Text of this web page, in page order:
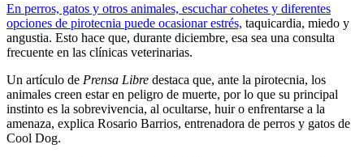
En perros, gatos y otros animales, escuchar cohetes y diferentes
opciones de pirotecnia puede ocasionar estrés, taquicardia, miedo y
angustia. Esto hace que, durante diciembre, esa sea una consulta
frecuente en las clínicas veterinarias.
Un artículo de Prensa Libre destaca que, ante la pirotecnia, los
animales creen estar en peligro de muerte, por lo que su principal
instinto es la sobrevivencia, al ocultarse, huir o enfrentarse a la
amenaza, explica Rosario Barrios, entrenadora de perros y gatos de
Cool Dog.